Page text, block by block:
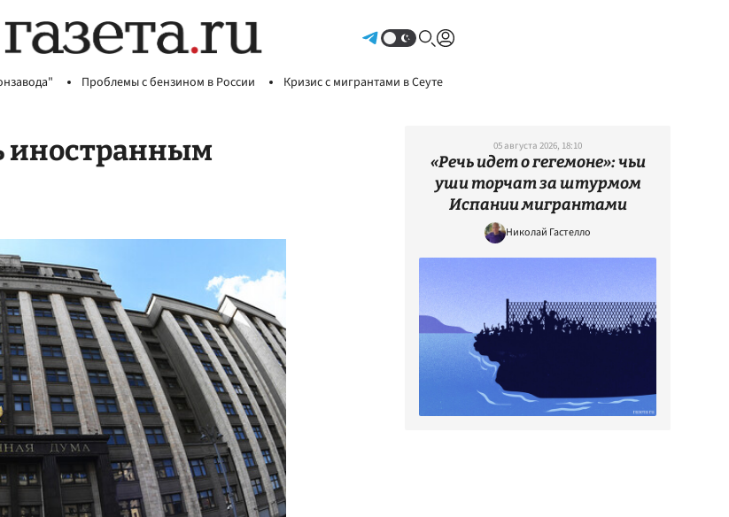
Проблемы с бензином в России Кризис с мигрантами в Сеуте
иностранным
05 августа 2026, 18:10
«Речь идет о гегемоне»: чьи
уши торчат за штурмом
Испании мигрантами
Николай Гастелло